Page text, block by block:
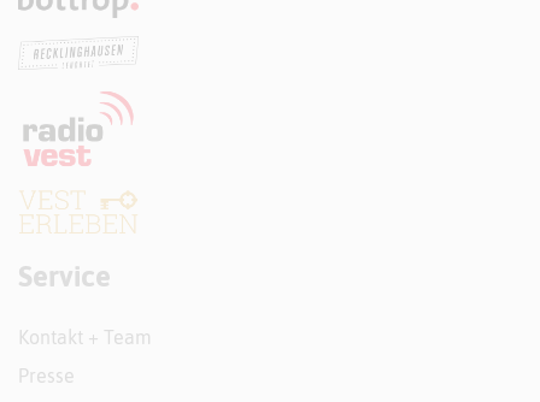
Service
Kontakt + Team
Presse